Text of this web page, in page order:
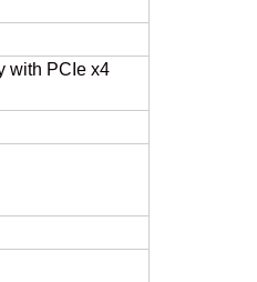
with PCIe x4